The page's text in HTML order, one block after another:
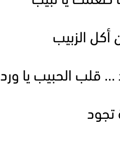
الزبيب
قلب الحبيب يا ورد
تجود